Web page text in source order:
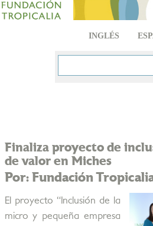
INGLÉS
Finaliza proyecto de
de valor en Miches
Por: Fundación
El proyecto “Inclusión de la
micro y pequeña empresa